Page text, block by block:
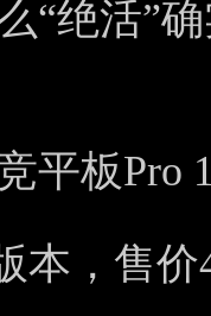
“绝活”
平板Pro
本，售